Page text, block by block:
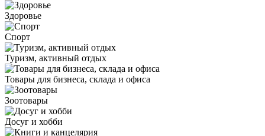
Здоровье
Спорт
Туризм, активный отдых
Товары для бизнеса, склада и офиса
Зоотовары
Досуг и хобби